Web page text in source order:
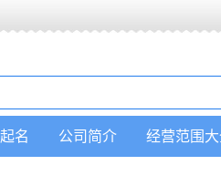
名 公司简介 经营范围